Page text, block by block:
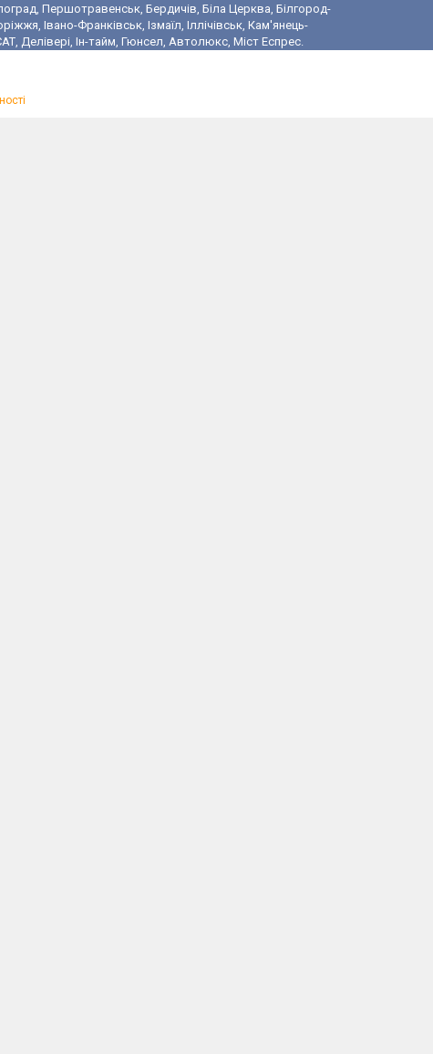
Першотравенськ, Бердичів, Біла Церква, Білгород-
Івано-Франківськ, Ізмаїл, Іллічівськ, Кам'янець-
Делівері, Ін-тайм, Гюнсел, Автолюкс, Міст Еспрес.